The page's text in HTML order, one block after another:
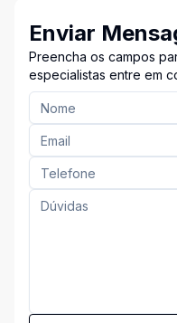
Enviar
Preencha os campos
especialistas entre em